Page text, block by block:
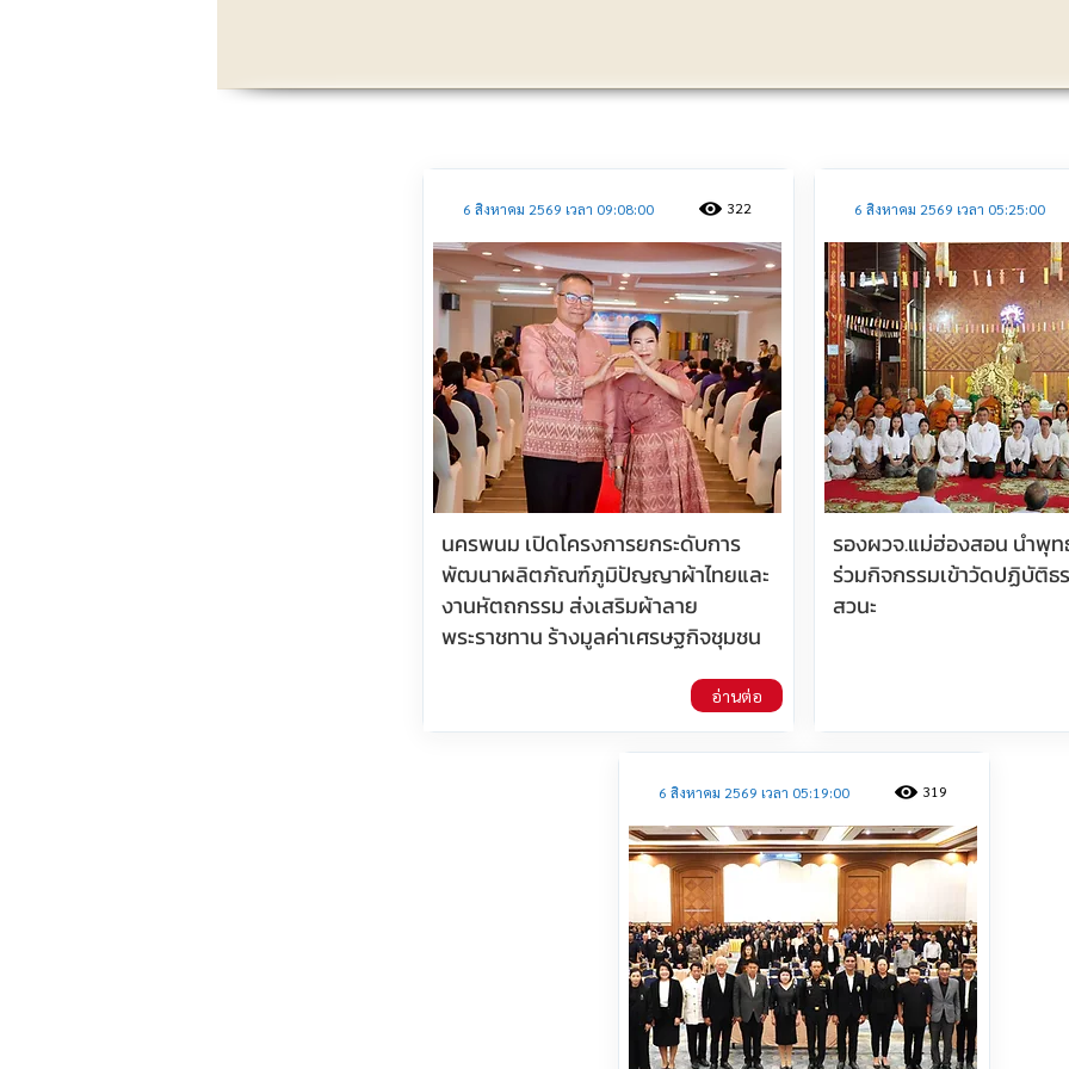
ประชาสัมพันธ์
6 สิงหาคม 2569 เวลา 09:08:00
นครพนม เปิดโครงการยกระดับการ
พัฒนาผลิตภัณฑ์ภูมิปัญญาผ้าไทยและ
งานหัตถกรรม ส่งเสริมผ้าลาย
พระราชทาน ร้างมูลค่าเศรษฐกิจชุมชน
322
อ่านต่อ
6 สิงหาคม 2569 เวลา 05:25:00
รองผวจ.แม่ฮ่องสอน นำพุ
ร่วมกิจกรรมเข้าวัดปฏิบัติธ
สวนะ
6 สิงหาคม 2569 เวลา 05:19:00 319